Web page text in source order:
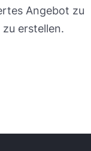
Angebot zu
erstellen.